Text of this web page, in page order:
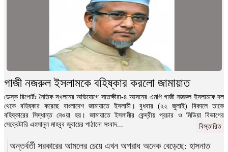
গাজী নজরুল ইসলামকে বহিষ্কার করলো জামায়াত
ডেস্ক রিপোর্টঃ নৈতিক স্খলনের অভিযোগে সাতক্ষীরা-৪ আসনের এমপি গাজী নজরুল ইসলামকে দল
থেকে বহিষ্কার করেছে বাংলাদেশ জামায়াতে ইসলামী। বুধবার (২২ জুলাই) বিকালে তাকে
বহিষ্কারের সিদ্ধান্ত নেওয়া হয়। জামায়াতে ইসলামীর কেন্দ্রীয় প্রচার ও মিডিয়া বিভাগের
সেক্রেটারি এহসানুল মাহবুব জুবায়ের পাঠানো সংবাদ...
বিস্তারিত
অন্তর্বর্তী সরকারের আমলের চেয়ে এখন অপরাধ অনেক বেড়েছে: হাসনাত